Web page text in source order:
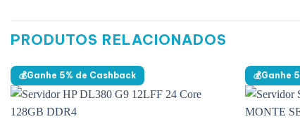
PRODUTOS RELACIONADOS
💰Ganhe 5% de Cashback 💰Ganhe